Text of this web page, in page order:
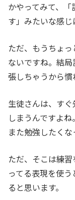
かやってみて、
す」みたいな感じ
ただ、もうちょ
ないですね。結
張しちゃうから慣
生徒さんは、す
しまうんですよ
また勉強したくな
ただ、そこは練
ってる表現を使
ると思います。